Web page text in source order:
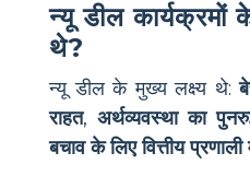
न्यू डील कार्यक्रमों
थे?
न्यू डील के मुख्य लक्ष्य थे:
राहत, अर्थव्यवस्था का
बचाव के लिए वित्तीय